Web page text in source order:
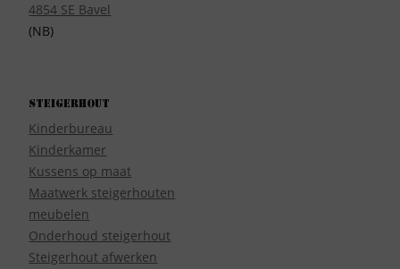
4854 SE Bavel
(NB)
Steigerhout
Kinderbureau
Kinderkamer
Kussens op maat
Maatwerk steigerhouten
meubelen
Onderhoud steigerhout
Steigerhout afwerken